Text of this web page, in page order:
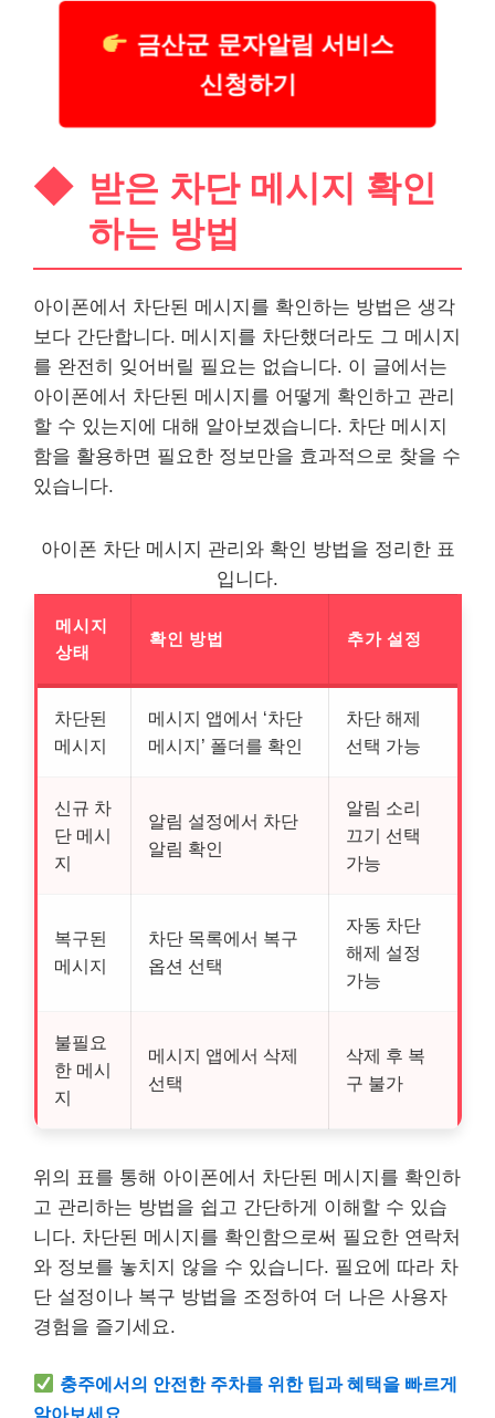
금산군 문자알림 서비스
신청하기
받은 차단 메시지 확인
하는 방법
아이폰에서 차단된 메시지를 확인하는 방법은 생각
보다 간단합니다. 메시지를 차단했더라도 그 메시지
를 완전히 잊어버릴 필요는 없습니다. 이 글에서는
아이폰에서 차단된 메시지를 어떻게 확인하고 관리
할 수 있는지에 대해 알아보겠습니다. 차단 메시지
함을 활용하면 필요한 정보만을 효과적으로 찾을 수
있습니다.
아이폰 차단 메시지 관리와 확인 방법을 정리한 표
입니다.
메시지
상태
확인 방법 추가 설정
차단된
메시지
메시지 앱에서 ‘차단
메시지’ 폴더를 확인
차단 해제
선택 가능
신규 차
단 메시
지
알림 설정에서 차단
알림 확인
알림 소리
끄기 선택
가능
복구된
메시지
차단 목록에서 복구
옵션 선택
자동 차단
해제 설정
가능
불필요
한 메시
지
메시지 앱에서 삭제
선택
삭제 후 복
구 불가
위의 표를 통해 아이폰에서 차단된 메시지를 확인하
고 관리하는 방법을 쉽고 간단하게 이해할 수 있습
니다. 차단된 메시지를 확인함으로써 필요한 연락처
와 정보를 놓치지 않을 수 있습니다. 필요에 따라 차
단 설정이나 복구 방법을 조정하여 더 나은 사용자
경험을 즐기세요.
충주에서의 안전한 주차를 위한 팁과 혜택을 빠르게
알아보세요.